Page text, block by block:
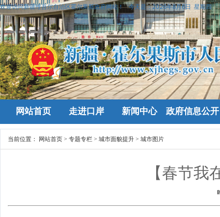
欢迎访问新疆维吾尔自治区霍尔果斯政府网站！ 今天是：2026年8月6日 星期四
网站首页 走进口岸 新闻中心 政府信息公开
当前位置： 网站首页 > 专题专栏 > 城市面貌提升 > 城市图片
【春节我